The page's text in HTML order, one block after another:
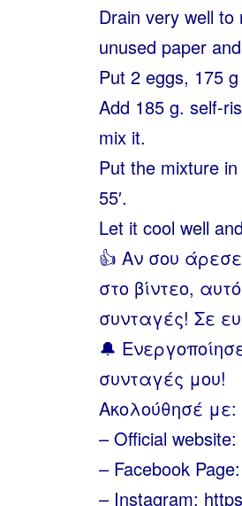
Drain very well
unused paper
Put 2 eggs, 175
Add 185 g. self-
mix it.
Put the mixture
55′.
Let it cool well
👍 Αν σου
στο βίντεο,
συνταγές! Σε
🔔
συνταγές μου!
Ακολούθησέ με:
– Official website:
– Facebook Page:
– Instagram: